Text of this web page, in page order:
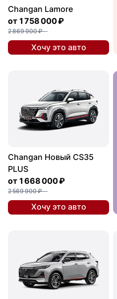
Changan Lamore
от 1 758 000 ₽
2 869 900 ₽
Хочу это авто
Changan Новый CS35
PLUS
от 1 668 000 ₽
2 569 900 ₽
Хочу это авто